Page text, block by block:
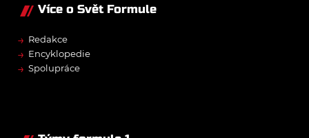
Více o Svět Formule
→ Redakce
→ Encyklopedie
→ Spolupráce